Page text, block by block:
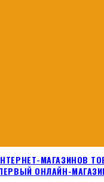
МАГАЗИНОВ
ОНЛАЙН-